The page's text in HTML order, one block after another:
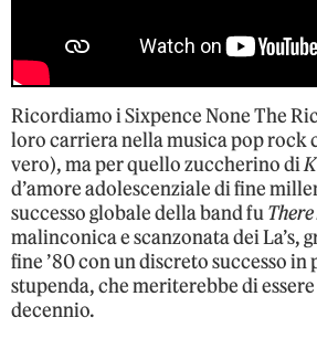
Ricordiamo i Sixpence None The
loro carriera nella musica pop rock
vero), ma per quello zuccherino di
d’amore adolescenziale di fine
successo globale della band fuThere
malinconica e scanzonata dei La’s,
fine ’80 con un discreto successo in
stupenda, che meriterebbe di
decennio.